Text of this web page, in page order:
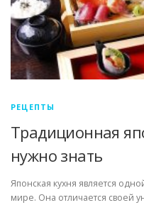
РЕЦЕПТЫ
Традиционная
нужно знать
Японская кухня является
мире. Она отличается своей